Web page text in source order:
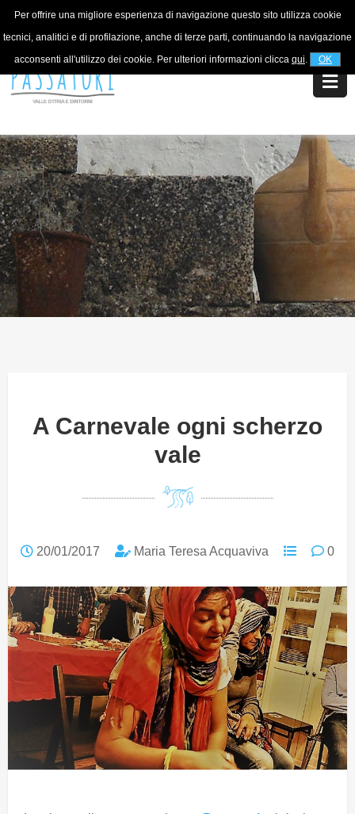
Per offrire una migliore esperienza di navigazione questo sito utilizza cookie
tecnici, analitici e di profilazione, anche di terze parti, continuando la navigazione
acconsenti all'utilizzo dei cookie. Per ulteriori informazioni clicca qui. OK
For information+39 320 5753268
A Carnevale ogni scherzo
vale
20/01/2017 Maria Teresa Acquaviva 0